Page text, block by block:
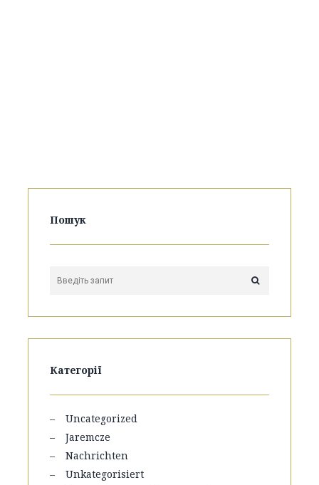
Пошук
Категорії
Uncategorized
Jaremcze
Nachrichten
Unkategorisiert